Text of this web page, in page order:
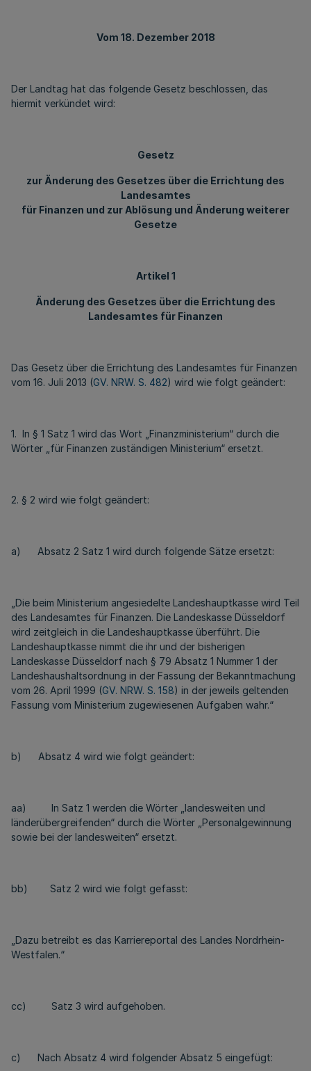
Vom 18. Dezember 2018
Der Landtag hat das folgende Gesetz beschlossen, das
hiermit verkündet wird:
Gesetz
zur Änderung des Gesetzes über die Errichtung des
Landesamtes
für Finanzen und zur Ablösung und Änderung weiterer
Gesetze
Artikel 1
Änderung des Gesetzes über die Errichtung des
Landesamtes für Finanzen
Das Gesetz über die Errichtung des Landesamtes für Finanzen
vom 16. Juli 2013 (GV. NRW. S. 482) wird wie folgt geändert:
1. In § 1 Satz 1 wird das Wort „Finanzministerium“ durch die
Wörter „für Finanzen zuständigen Ministerium“ ersetzt.
2. § 2 wird wie folgt geändert:
a) Absatz 2 Satz 1 wird durch folgende Sätze ersetzt:
„Die beim Ministerium angesiedelte Landeshauptkasse wird Teil
des Landesamtes für Finanzen. Die Landeskasse Düsseldorf
wird zeitgleich in die Landeshauptkasse überführt. Die
Landeshauptkasse nimmt die ihr und der bisherigen
Landeskasse Düsseldorf nach § 79 Absatz 1 Nummer 1 der
Landeshaushaltsordnung in der Fassung der Bekanntmachung
vom 26. April 1999 (GV. NRW. S. 158) in der jeweils geltenden
Fassung vom Ministerium zugewiesenen Aufgaben wahr.“
b) Absatz 4 wird wie folgt geändert:
aa) In Satz 1 werden die Wörter „landesweiten und
länderübergreifenden“ durch die Wörter „Personalgewinnung
sowie bei der landesweiten“ ersetzt.
bb) Satz 2 wird wie folgt gefasst:
„Dazu betreibt es das Karriereportal des Landes Nordrhein-
Westfalen.“
cc) Satz 3 wird aufgehoben.
c) Nach Absatz 4 wird folgender Absatz 5 eingefügt: